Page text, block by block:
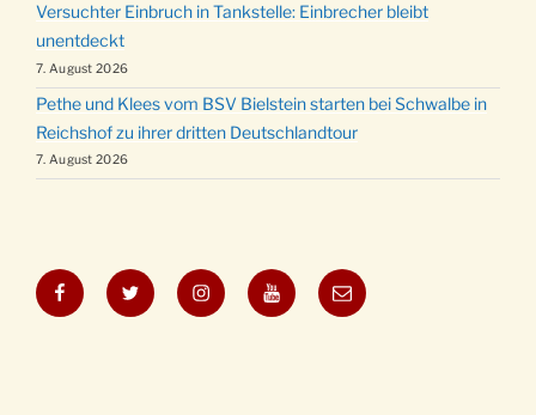
Versuchter Einbruch in Tankstelle: Einbrecher bleibt
unentdeckt
7. August 2026
Pethe und Klees vom BSV Bielstein starten bei Schwalbe in
Reichshof zu ihrer dritten Deutschlandtour
7. August 2026
FacebookTwitter InstagramYouTubeE-
Mail